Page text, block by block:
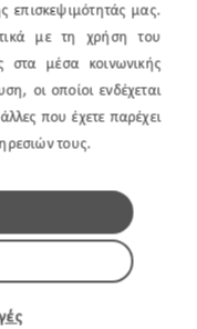
επισκεψιμότητάς μας.
με τη χρήση του
στα μέσα κοινωνικής
οι οποίοι ενδέχεται
που έχετε παρέχει
τους.